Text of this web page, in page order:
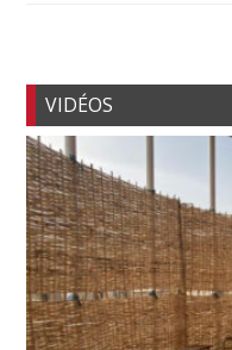
VIDÉOS